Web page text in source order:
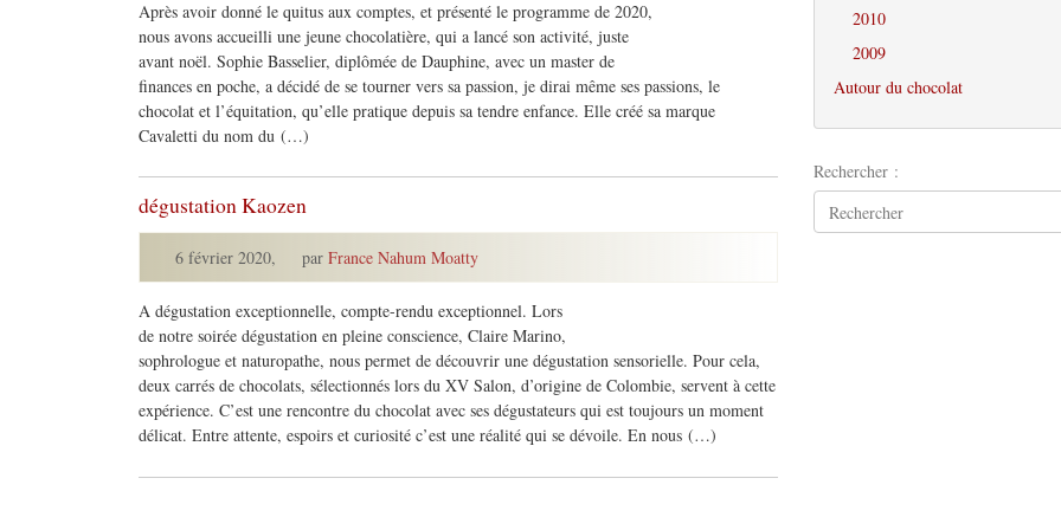
Après avoir donné le quitus aux comptes, et présenté le programme de 2020,
nous avons accueilli une jeune chocolatière, qui a lancé son activité, juste
avant noël. Sophie Basselier, diplômée de Dauphine, avec un master de
finances en poche, a décidé de se tourner vers sa passion, je dirai même ses passions, le
chocolat et l’équitation, qu’elle pratique depuis sa tendre enfance. Elle créé sa marque
Cavaletti du nom du (…)
dégustation Kaozen
6 février 2020, par France Nahum Moatty
A dégustation exceptionnelle, compte-rendu exceptionnel. Lors
de notre soirée dégustation en pleine conscience, Claire Marino,
sophrologue et naturopathe, nous permet de découvrir une dégustation sensorielle. Pour cela,
deux carrés de chocolats, sélectionnés lors du XV Salon, d’origine de Colombie, servent à cette
expérience. C’est une rencontre du chocolat avec ses dégustateurs qui est toujours un moment
délicat. Entre attente, espoirs et curiosité c’est une réalité qui se dévoile. En nous (…)
2010
2009
Autour du chocolat
Rechercher :